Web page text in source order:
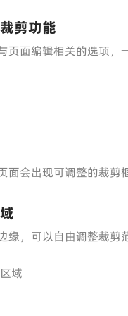
剪功能
面编辑相关的选项，
面会出现可调整的裁剪
，可以自由调整裁剪
域